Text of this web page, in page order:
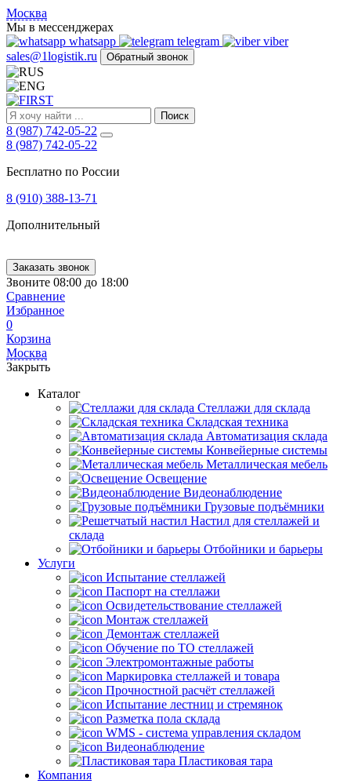
FIRST
Адрес
и
телефон:
Москва,
Алтуфьевское
ш.
д.
48,
корпус
2,
офис
127549
Россия
250-
21-
51,
E-
mail:
sales@1Logistik.ru
Москва
Мы в мессенджерах
whatsapp
telegram
viber
sales@1logistik.ru
Обратный звонок
Поиск
8 (987) 742-05-22
8 (987) 742-05-22
Бесплатно по России
8 (910) 388-13-71
Дополнительный
Заказать звонок
Звоните 08:00 до 18:00
Сравнение
Избранное
0
Корзина
Москва
Закрыть
Каталог
Cтеллажи для склада
Складская техника
Автоматизация склада
Конвейерные системы
Металлическая мебель
Освещение
Видеонаблюдение
Грузовые подъёмники
Настил для стеллажей и
склада
Отбойники и барьеры
Услуги
Испытание стеллажей
Паспорт на стеллажи
Освидетельствование стеллажей
Монтаж стеллажей
Демонтаж стеллажей
Обучение по ТО стеллажей
Электромонтажные работы
Маркировка стеллажей и товара
Прочностной расчёт стеллажей
Испытание лестниц и стремянок
Разметка пола склада
WMS - система управления складом
Видеонаблюдение
Пластиковая тара
Компания